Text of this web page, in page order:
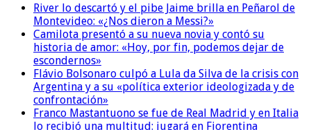
River lo descartó y el pibe Jaime brilla en Peñarol de
Montevideo: «¿Nos dieron a Messi?»
Camilota presentó a su nueva novia y contó su
historia de amor: «Hoy, por fin, podemos dejar de
escondernos»
Flávio Bolsonaro culpó a Lula da Silva de la crisis con
Argentina y a su «política exterior ideologizada y de
confrontación»
Franco Mastantuono se fue de Real Madrid y en Italia
lo recibió una multitud: jugará en Fiorentina